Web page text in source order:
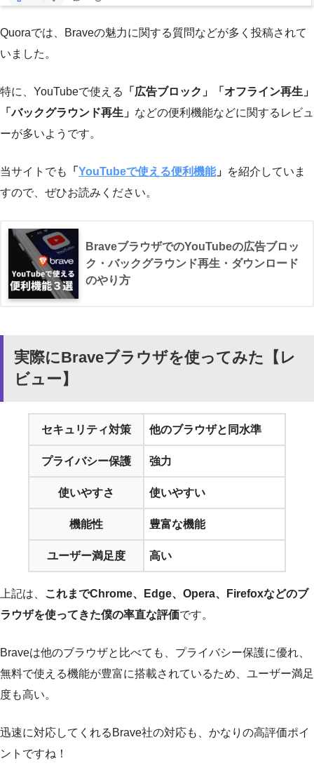
Quoraでは、Braveの魅力に関する質問などが多く投稿されて
いました。
特に、YouTubeで使える
「広告ブロック」「オフライン再生」
「バックグラウンド再生」 などの便利機能などに関するレビュ
ーが多いようです。
当サイトでも 「 YouTubeで使える便利機能」 を紹介していま
すので、ぜひお読みください。
BraveブラウザでのYouTubeの広告ブロッ
ク・バックグラウンド再生・ダウンロード
のやり方
実際にBraveブラウザを使ってみた【レ
ビュー】
セキュリティ対策 他のブラウザと同水準
プライバシー保護 強力
使いやすさ 使いやすい
機能性 豊富な機能
ユーザー満足度 高い
上記は、
これまでChrome、Edge、Opera、Firefoxなどのブ
ラウザを使ってきた僕の率直な評価です。
Braveは他のブラウザと比べても、プライバシー保護に優れ、
無料で使える機能が豊富に搭載されているため、ユーザー満足
度も高い。
迅速に対応してくれるBrave社の対応も、かなりの高評価ポイ
ントですね！